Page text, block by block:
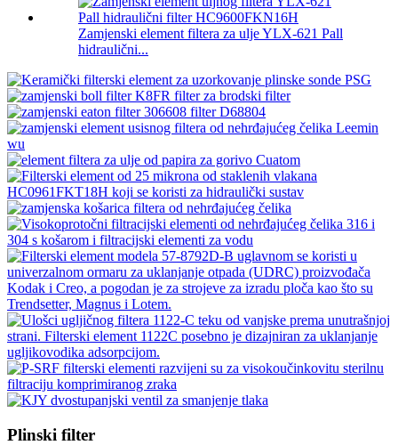
Zamjenski element filtera za ulje YLX-621 Pall
hidraulični...
Plinski filter